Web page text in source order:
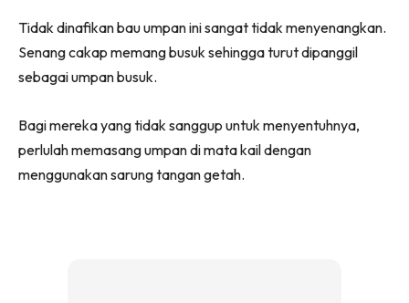
Tidak dinafikan bau umpan ini sangat tidak menyenangkan.
Senang cakap memang busuk sehingga turut dipanggil
sebagai umpan busuk.
Bagi mereka yang tidak sanggup untuk menyentuhnya,
perlulah memasang umpan di mata kail dengan
menggunakan sarung tangan getah.